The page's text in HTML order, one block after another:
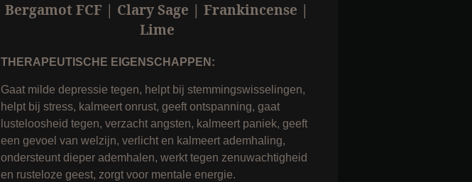
Bergamot FCF | Clary Sage | Frankincense |
Lime
THERAPEUTISCHE EIGENSCHAPPEN:
Gaat milde depressie tegen, helpt bij stemmingswisselingen,
helpt bij stress, kalmeert onrust, geeft ontspanning, gaat
lusteloosheid tegen, verzacht angsten, kalmeert paniek, geeft
een gevoel van welzijn, verlicht en kalmeert ademhaling,
ondersteunt dieper ademhalen, werkt tegen zenuwachtigheid
en rusteloze geest, zorgt voor mentale energie.